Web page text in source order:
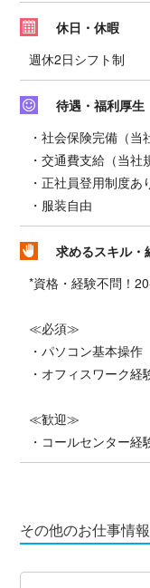
休日・休暇
週休2日シフト制
待遇・福利厚生
・社会保険完備（当
・交通費支給（当社
・正社員登用制度あ
・服装自由
求めるスキル・
*資格・経験不問！
≪必須≫
・パソコン基本操作
・オフィスワーク経
≪歓迎≫
・コールセンター経
その他のお仕事情報